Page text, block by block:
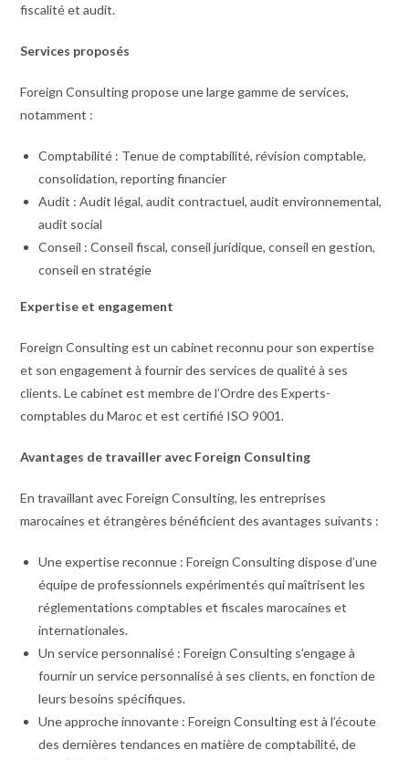
fiscalité et audit.
Services proposés
Foreign Consulting propose une large gamme de services,
notamment :
Comptabilité : Tenue de comptabilité, révision comptable,
consolidation, reporting financier
Audit : Audit légal, audit contractuel, audit environnemental,
audit social
Conseil : Conseil fiscal, conseil juridique, conseil en gestion,
conseil en stratégie
Expertise et engagement
Foreign Consulting est un cabinet reconnu pour son expertise
et son engagement à fournir des services de qualité à ses
clients. Le cabinet est membre de l’Ordre des Experts-
comptables du Maroc et est certifié ISO 9001.
Avantages de travailler avec Foreign Consulting
En travaillant avec Foreign Consulting, les entreprises
marocaines et étrangères bénéficient des avantages suivants :
Une expertise reconnue : Foreign Consulting dispose d’une
équipe de professionnels expérimentés qui maîtrisent les
réglementations comptables et fiscales marocaines et
internationales.
Un service personnalisé : Foreign Consulting s’engage à
fournir un service personnalisé à ses clients, en fonction de
leurs besoins spécifiques.
Une approche innovante : Foreign Consulting est à l’écoute
des dernières tendances en matière de comptabilité, de